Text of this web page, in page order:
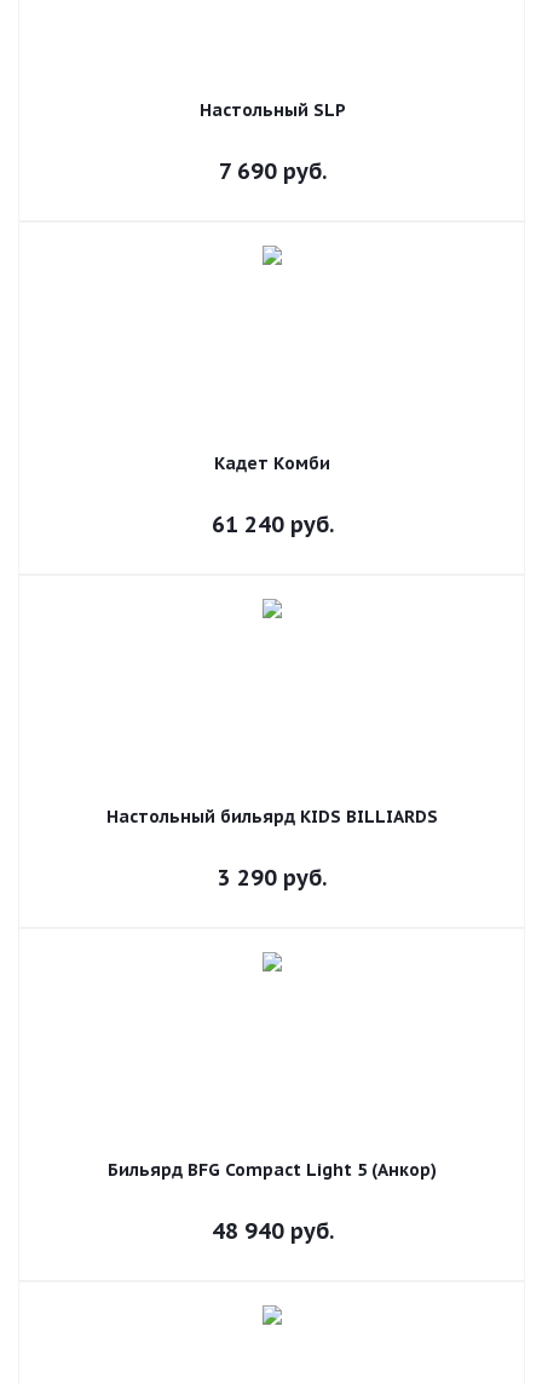
Настольный SLP
7 690руб.
Кадет Комби
61 240руб.
Настольный бильярд KIDS BILLIARDS
3 290 руб.
Бильярд BFG Compact Light 5 (Анкор)
48 940руб.